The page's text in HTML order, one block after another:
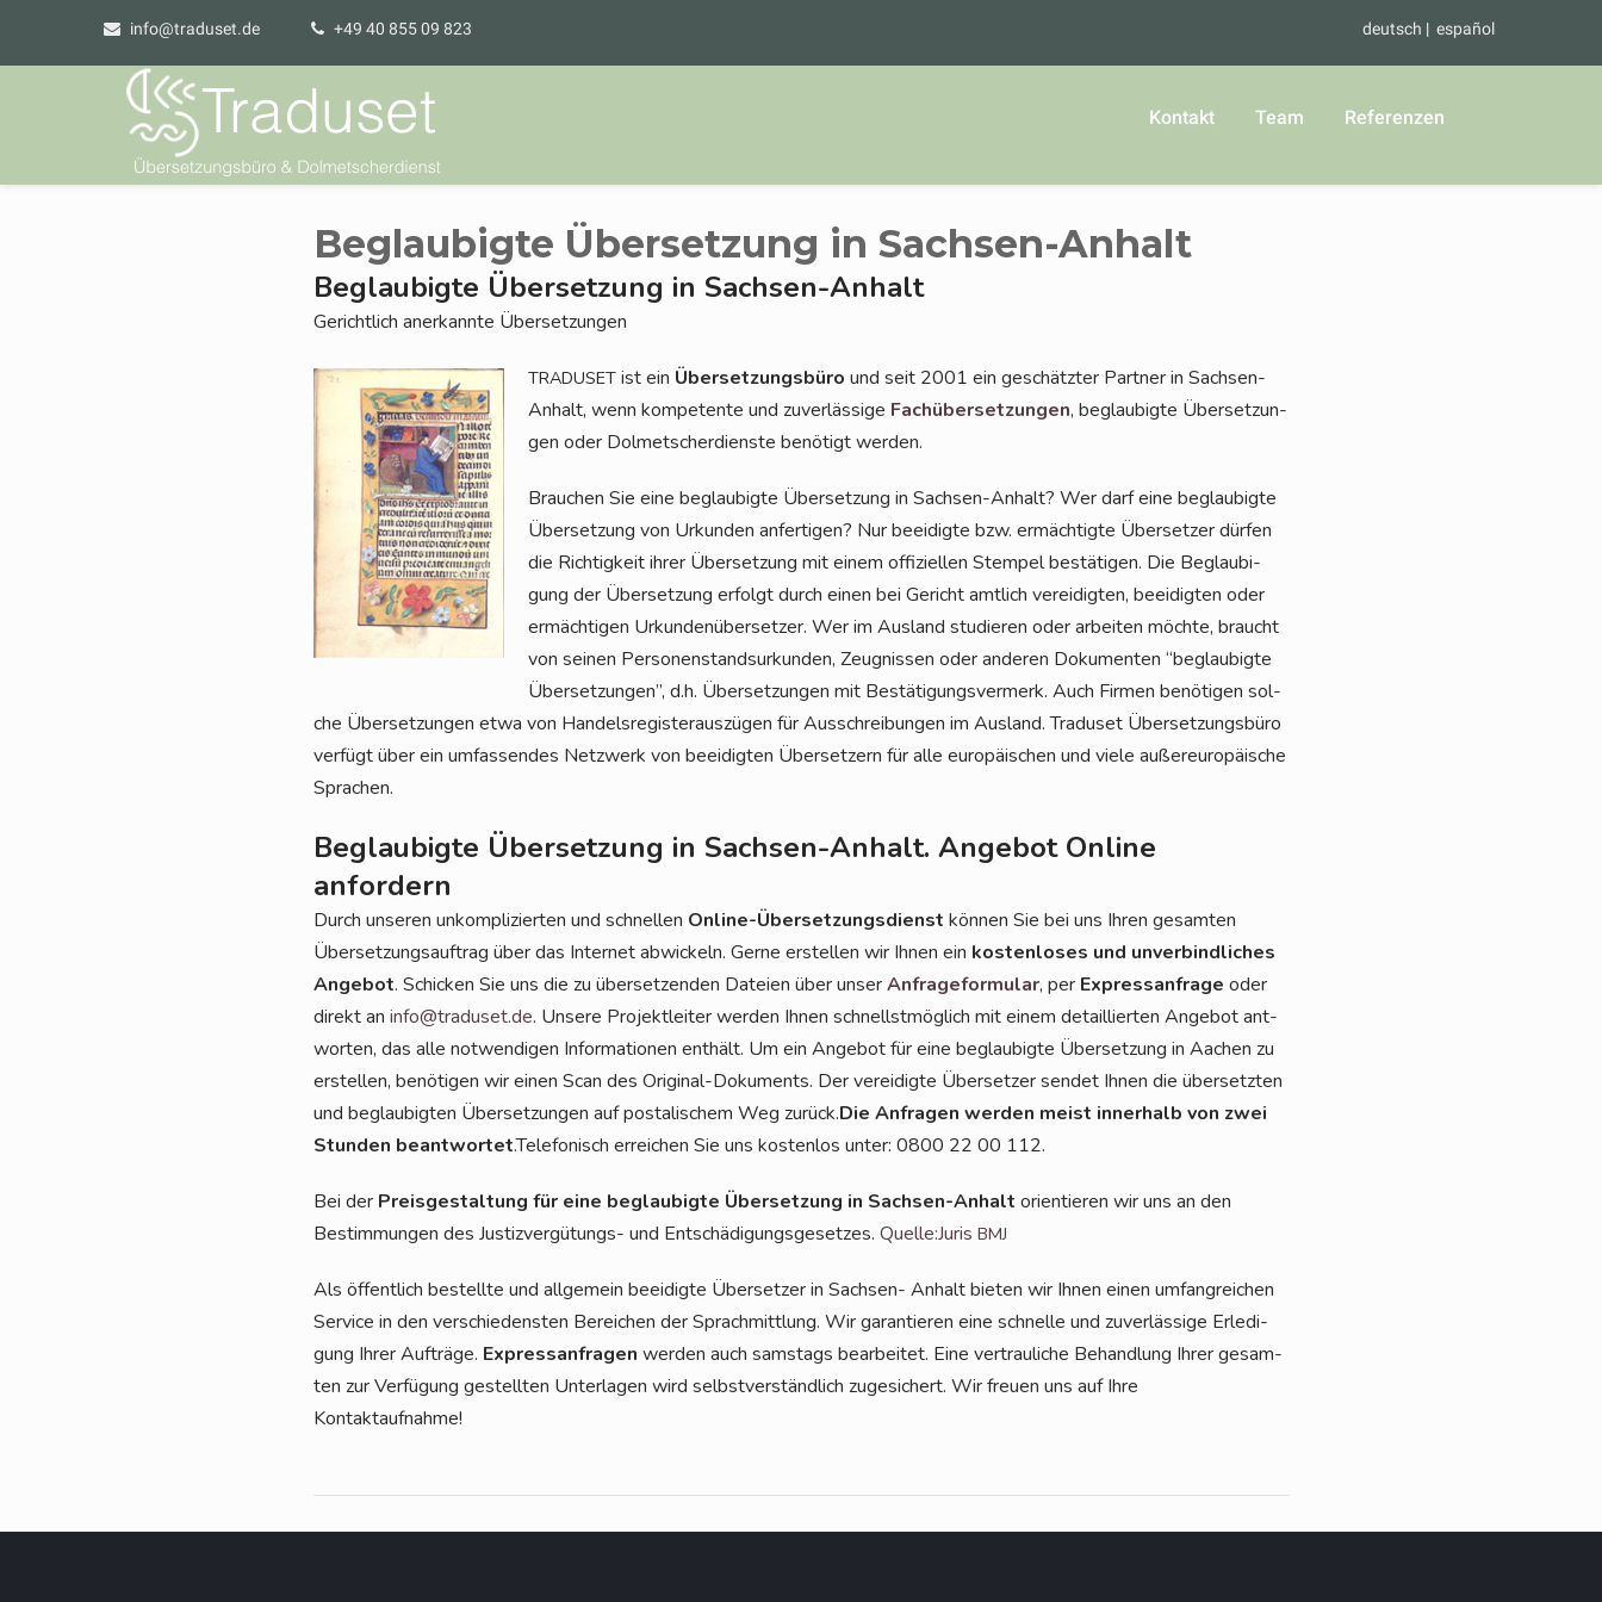
info@traduset.de +49 40 855 09 823 deutsch español
Kontakt Team Referenzen
Beglaubigte Übersetzung in Sachsen-Anhalt
Beglaubigte Übersetzung in Sachsen-Anhalt
Gericht­lich aner­kann­te Übersetzungen
TRADUSETist ein Über­set­zungs­bü­ro und seit 2001 ein geschätz­ter Part­ner in Sach­sen-
Anhalt, wenn kom­pe­ten­te und zuver­läs­si­ge Fach­über­set­zun­gen, beglau­big­te Über­set­zun­
gen oder Dol­met­scher­diens­te benö­tigt werden.
Brau­chen Sie eine beglau­big­te Über­set­zung in Sach­sen-Anhalt? Wer darf eine beglau­big­te
Über­set­zung von Urkun­den anfer­ti­gen? Nur beei­dig­te bzw. ermäch­tig­te Über­set­zer dür­fen
die Rich­tig­keit ihrer Über­set­zung mit einem offi­zi­el­len Stem­pel bestä­ti­gen. Die Beglau­bi­
gung der Über­set­zung erfolgt durch einen bei Gericht amt­lich ver­ei­dig­ten, beei­dig­ten oder
ermäch­ti­gen Urkun­den­über­set­zer. Wer im Aus­land stu­die­ren oder arbei­ten möch­te, braucht
von sei­nen Per­so­nen­stand­sur­kun­den, Zeug­nis­sen oder ande­ren Doku­men­ten “beglau­big­te
Über­set­zun­gen”, d.h. Über­set­zun­gen mit Bestä­ti­gungs­ver­merk. Auch Fir­men benö­ti­gen sol­
che Über­set­zun­gen etwa von Han­dels­re­gis­ter­aus­zü­gen für Aus­schrei­bun­gen im Aus­land. Tra­du­set Über­set­zungs­bü­ro
ver­fügt über ein umfas­sen­des Netz­werk von beei­dig­ten Über­set­zern für alle euro­päi­schen und vie­le außer­eu­ro­päi­sche
Sprachen.
Beglaubigte Übersetzung in Sachsen-Anhalt. Angebot Online
anfordern
Durch unse­ren unkom­pli­zier­ten und schnel­len Online-Über­set­zungs­dienst kön­nen Sie bei uns Ihren gesam­ten
Über­set­zungs­auf­trag über das Inter­net abwi­ckeln. Ger­ne erstel­len wir Ihnen ein kos­ten­lo­ses und unver­bind­li­ches
Ange­bot. Schi­cken Sie uns die zu über­set­zen­den Datei­en über unserAnfra­ge­for­mu­lar, per Express­an­fra­ge oder
direkt an info@traduset.de. Unse­re Pro­jekt­lei­ter wer­den Ihnen schnellst­mög­lich mit einem detail­lier­ten Ange­bot ant­
wor­ten, das alle not­wen­di­gen Infor­ma­tio­nen ent­hält. Um ein Ange­bot für eine beglau­big­te Über­set­zung in Aachen zu
erstel­len, benö­ti­gen wir einen Scan des Ori­gi­nal-Doku­ments. Der ver­ei­dig­te Über­set­zer sen­det Ihnen die über­setz­ten
und beglau­big­ten Über­set­zun­gen auf pos­ta­li­schem Weg zurück.Die Anfra­gen wer­den meist inner­halb von zwei
Stun­den beant­wor­tet.Tele­fo­nisch errei­chen Sie uns kos­ten­los unter: 0800 22 00 112.
Bei der Preis­ge­stal­tung für eine beglau­big­te Über­set­zung in Sach­sen-Anhalt ori­en­tie­ren wir uns an den
Bestim­mun­gen des Jus­tiz­ver­gü­tungs- und Ent­schä­di­gungs­ge­set­zes. Quelle:Juris BMJ
Als öffent­lich bestell­te und all­ge­mein beei­dig­te Über­set­zer in Sach­sen- Anhalt bie­ten wir Ihnen einen umfang­rei­chen
Ser­vice in den ver­schie­dens­ten Berei­chen der Sprach­mitt­lung. Wir garan­tie­ren eine schnel­le und zuver­läs­si­ge Erle­di­
gung Ihrer Auf­trä­ge. Express­an­fra­gen wer­den auch sams­tags bear­bei­tet. Eine ver­trau­li­che Behand­lung Ihrer gesam­
ten zur Ver­fü­gung gestell­ten Unter­la­gen wird selbst­ver­ständ­lich zuge­si­chert. Wir freu­en uns auf Ihre
Kontaktaufnahme!